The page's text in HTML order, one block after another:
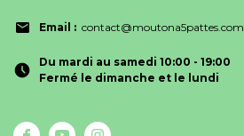
Email : contact@moutona5pattes.com
Du mardi au samedi 10:00 - 19:00
Fermé le dimanche et le lundi